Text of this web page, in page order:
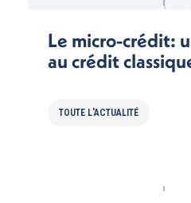
Le micro-crédit:
au crédit
TOUTE L'ACTUALITÉ